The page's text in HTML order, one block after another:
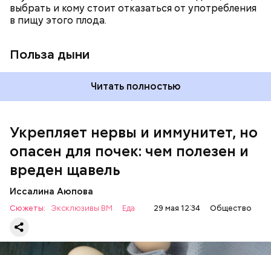
выбрать и кому стоит отказаться от употребления
в пищу этого плода.
Польза дыни
Читать полностью
Укрепляет нервы и иммунитет, но
опасен для почек: чем полезен и
вреден щавель
Иссалина Аюпова
Сюжеты: Эксклюзивы ВМ Еда 29 мая 12:34 Общество
— Если человек уже болеет мочекаменной
болезнью, щавель ему не рекомендуется. При
артрите, гастрите, холецистите, синдроме
раздраженного кишечника, язвах и панкреатите
продукт тоже лучше исключить из рациона, —
предупредила врач. — Он может привести к
повышению кислотности желудка и раздражать
слизистые оболочки.
достаточно включать щавель в рацион несколько
раз в месяц. В небольших количествах в свежем